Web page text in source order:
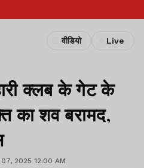
वीडियो Live
क्लब के गेट के
का शव बरामद,
2025 12:00 AM